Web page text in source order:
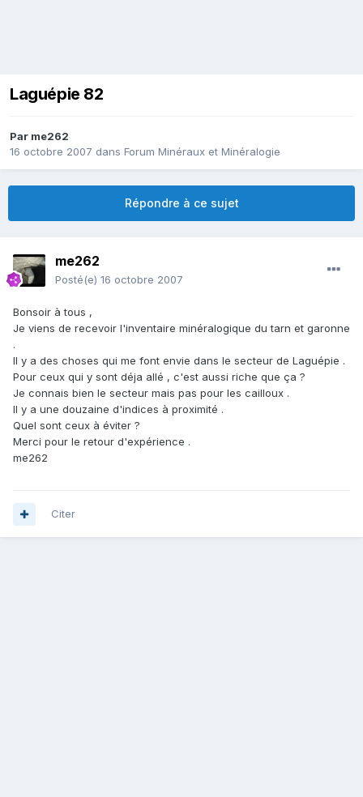
Laguépie 82
Par me262
16 octobre 2007 dans Forum Minéraux et Minéralogie
Répondre à ce sujet
me262
Posté(e) 16 octobre 2007
Bonsoir à tous ,
Je viens de recevoir l'inventaire minéralogique du tarn et garonne
.
Il y a des choses qui me font envie dans le secteur de Laguépie .
Pour ceux qui y sont déja allé , c'est aussi riche que ça ?
Je connais bien le secteur mais pas pour les cailloux .
Il y a une douzaine d'indices à proximité .
Quel sont ceux à éviter ?
Merci pour le retour d'expérience .
me262
Citer